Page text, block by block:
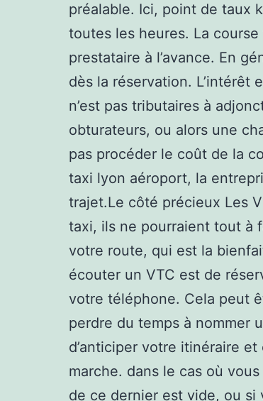
préalable. Ici, point de taux
toutes les heures. La course
prestataire à l’avance. En
dès la réservation. L’intérêt
n’est pas tributaires à
obturateurs, ou alors une
pas procéder le coût de la
taxi lyon aéroport, la
trajet.Le côté précieux Les
taxi, ils ne pourraient tout à
votre route, qui est la
écouter un VTC est de
votre téléphone. Cela peut
perdre du temps à nommer
d’anticiper votre itinéraire
marche. dans le cas où
de ce dernier est vide, ou si